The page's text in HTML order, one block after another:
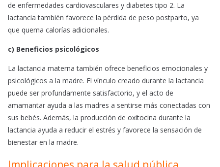
de enfermedades cardiovasculares y diabetes tipo 2. La
lactancia también favorece la pérdida de peso postparto, ya
que quema calorías adicionales.
c) Beneficios psicológicos
La lactancia materna también ofrece beneficios emocionales y
psicológicos a la madre. El vínculo creado durante la lactancia
puede ser profundamente satisfactorio, y el acto de
amamantar ayuda a las madres a sentirse más conectadas con
sus bebés. Además, la producción de oxitocina durante la
lactancia ayuda a reducir el estrés y favorece la sensación de
bienestar en la madre.